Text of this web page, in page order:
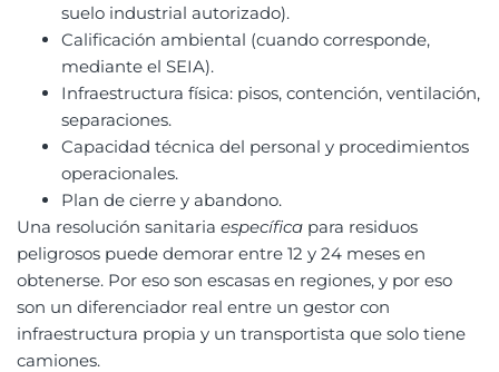
suelo industrial autorizado).
Calificación ambiental (cuando corresponde,
mediante el SEIA).
Infraestructura física: pisos, contención, ventilación,
separaciones.
Capacidad técnica del personal y procedimientos
operacionales.
Plan de cierre y abandono.
Una resolución sanitaria específica para residuos
peligrosos puede demorar entre 12 y 24 meses en
obtenerse. Por eso son escasas en regiones, y por eso
son un diferenciador real entre un gestor con
infraestructura propia y un transportista que solo tiene
camiones.